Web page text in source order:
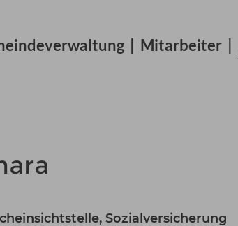
Mitarbeiter
Sozialversicherung